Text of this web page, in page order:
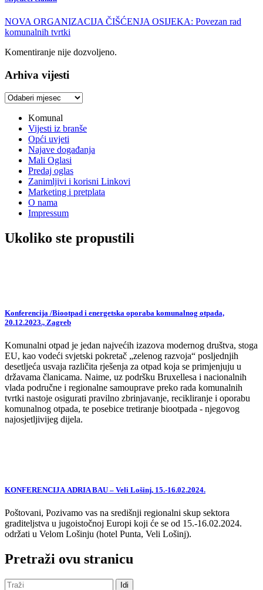
NOVA ORGANIZACIJA ČIŠĆENJA OSIJEKA: Povezan rad
komunalnih tvrtki
Komentiranje nije dozvoljeno.
Arhiva vijesti
Arhiva
Komunal
Vijesti iz branše
Opći uvjeti
Najave događanja
Mali Oglasi
Predaj oglas
Zanimljivi i korisni Linkovi
Marketing i pretplata
O nama
Impressum
Ukoliko ste propustili
Konferencija /Biootpad i energetska oporaba komunalnog otpada,
20.12.2023., Zagreb
Komunalni otpad je jedan najvećih izazova modernog društva, stoga
EU, kao vodeći svjetski pokretač „zelenog razvoja“ posljednjih
desetljeća usvaja različita rješenja za otpad koja se primjenjuju u
državama članicama. Naime, uz podršku Bruxellesa i nacionalnih
vlada područne i regionalne samouprave preko rada komunalnih
tvrtki nastoje osigurati pravilno zbrinjavanje, recikliranje i oporabu
komunalnog otpada, te posebice tretiranje biootpada - njegovog
najosjetljivijeg dijela.
KONFERENCIJA ADRIA BAU – Veli Lošinj, 15.-16.02.2024.
Poštovani, Pozivamo vas na središnji regionalni skup sektora
graditeljstva u jugoistočnoj Europi koji će se od 15.-16.02.2024.
održati u Velom Lošinju (hotel Punta, Veli Lošinj).
Pretraži ovu stranicu